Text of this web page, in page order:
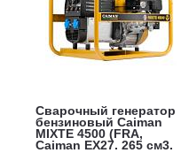
Сварочный генератор
бензиновый Caiman
MIXTE 4500 (FRA,
Caiman EX27, 265 см3,